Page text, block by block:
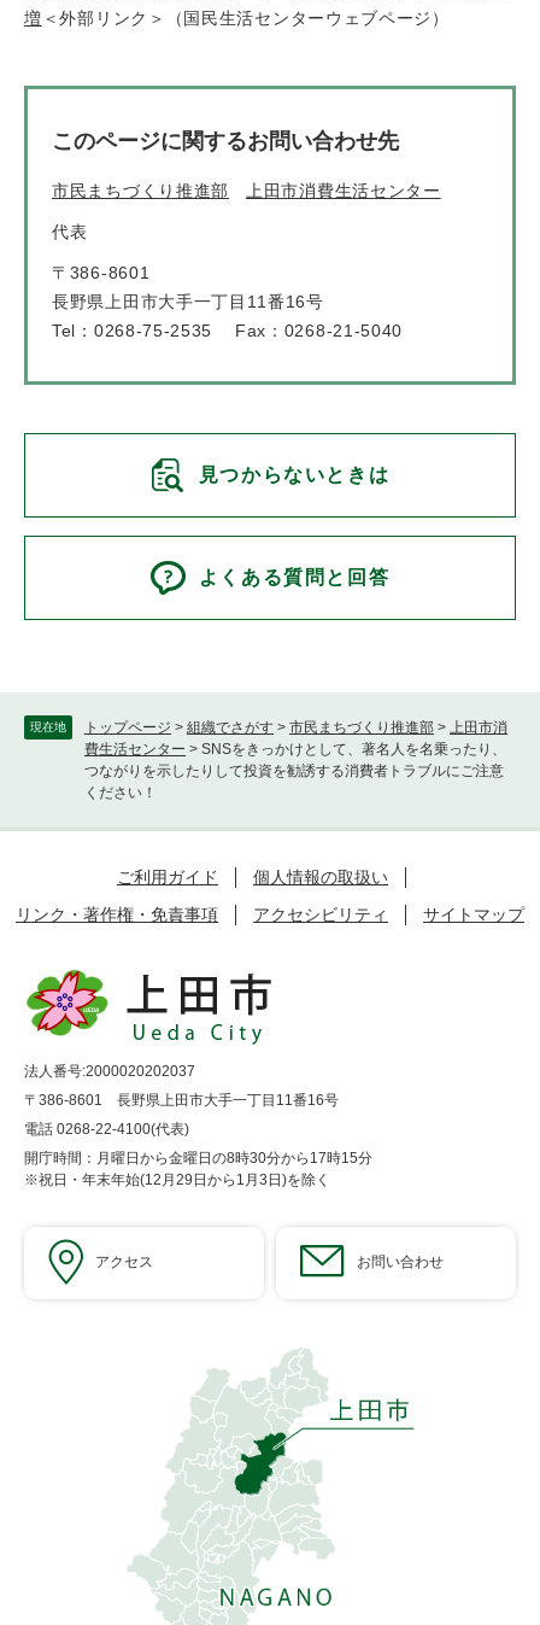
現在地 トップページ > 組織でさがす > 市民まちづくり推進部 > 上田市消
費生活センター > SNSをきっかけとして、著名人を名乗ったり、
つながりを示したりして投資を勧誘する消費者トラブルにご注意
ください！
増 ＜外部リンク＞ （国民生活センターウェブページ）
このページに関するお問い合わせ先
市民まちづくり推進部 上田市消費生活センター
代表
〒386-8601
長野県上田市大手一丁目11番16号
Tel：0268-75-2535
Fax：0268-21-5040
見つからないときは
よくある質問と回答
ご利用ガイド
個人情報の取扱い
リンク・著作権・免責事項
アクセシビリティ サイトマップ
法人番号:2000020202037
〒386-8601 長野県上田市大手一丁目11番16号
電話 0268-22-4100(代表)
開庁時間：月曜日から金曜日の8時30分から17時15分
※祝日・年末年始(12月29日から1月3日)を除く
アクセス お問い合わせ